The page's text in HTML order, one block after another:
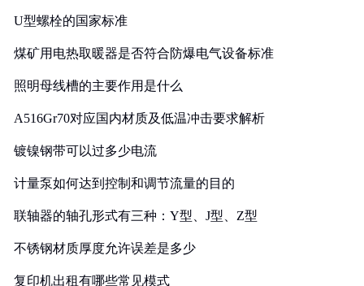
U型螺栓的国家标准
煤矿用电热取暖器是否符合防爆电气设备标准
照明母线槽的主要作用是什么
A516Gr70对应国内材质及低温冲击要求解析
镀镍钢带可以过多少电流
计量泵如何达到控制和调节流量的目的
联轴器的轴孔形式有三种：Y型、J型、Z型
不锈钢材质厚度允许误差是多少
复印机出租有哪些常见模式